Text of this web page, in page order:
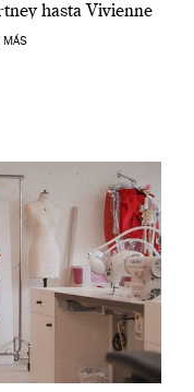
hasta Vivienne
[…]
MÁS